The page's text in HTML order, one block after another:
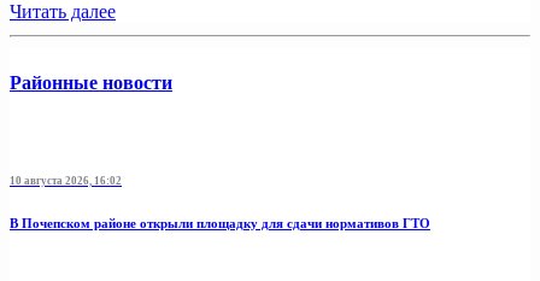
Читать далее
Районные новости
10 августа 2026, 16:02
В Почепском районе открыли площадку для сдачи нормативов ГТО